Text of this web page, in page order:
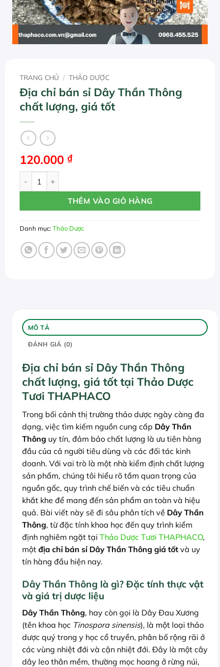
TRANG CHỦ / THẢO DƯỢC
Địa chỉ bán sỉ Dây Thần Thông
chất lượng, giá tốt
120.000 ₫
THÊM VÀO GIỎ HÀNG
Danh mục:Thảo Dược
MÔ TẢ
ĐÁNH GIÁ (0)
Địa chỉ bán sỉ Dây Thần Thông
chất lượng, giá tốt tại Thảo Dược
Tươi THAPHACO
Trong bối cảnh thị trường thảo dược ngày càng đa
dạng, việc tìm kiếm nguồn cung cấp Dây Thần
Thông uy tín, đảm bảo chất lượng là ưu tiên hàng
đầu của cả người tiêu dùng và các đối tác kinh
doanh. Với vai trò là một nhà kiểm định chất lượng
sản phẩm, chúng tôi hiểu rõ tầm quan trọng của
nguồn gốc, quy trình chế biến và các tiêu chuẩn
khắt khe để mang đến sản phẩm an toàn và hiệu
quả. Bài viết này sẽ đi sâu phân tích về Dây Thần
Thông, từ đặc tính khoa học đến quy trình kiểm
định nghiêm ngặt tại Thảo Dược Tươi THAPHACO,
một địa chỉ bán sỉ Dây Thần Thông giá tốt và uy
tín hàng đầu hiện nay.
Dây Thần Thông là gì? Đặc tính thực vật
và giá trị dược liệu
Dây Thần Thông, hay còn gọi là Dây Đau Xương
(tên khoa học Tinospora sinensis), là một loại thảo
dược quý trong y học cổ truyền, phân bố rộng rãi ở
các vùng nhiệt đới và cận nhiệt đới. Đây là một cây
dây leo thân mềm, thường mọc hoang ở rừng núi,